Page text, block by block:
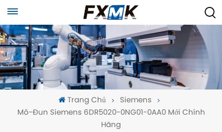
Trang Chủ
Siemens
Mô-Đun Siemens 6DR5020-0NG01-0AA0 Mới Chính
Hãng